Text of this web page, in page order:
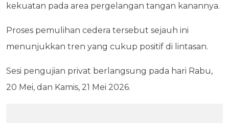
kekuatan pada area pergelangan tangan kanannya.
Proses pemulihan cedera tersebut sejauh ini
menunjukkan tren yang cukup positif di lintasan.
Sesi pengujian privat berlangsung pada hari Rabu,
20 Mei, dan Kamis, 21 Mei 2026.